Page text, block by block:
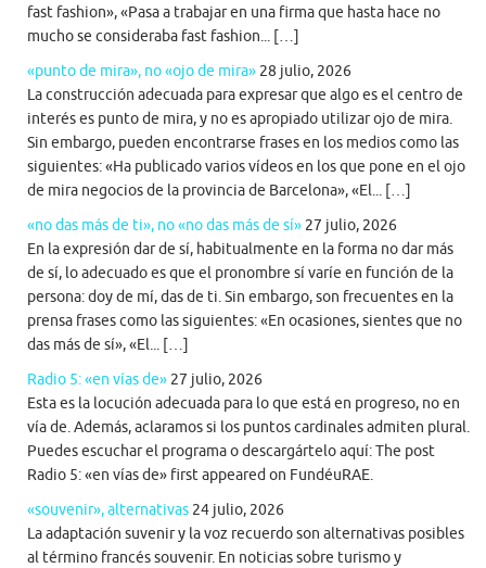
fast fashion», «Pasa a trabajar en una firma que hasta hace no
mucho se consideraba fast fashion... […]
«punto de mira», no «ojo de mira» 28 julio, 2026
La construcción adecuada para expresar que algo es el centro de
interés es punto de mira, y no es apropiado utilizar ojo de mira.
Sin embargo, pueden encontrarse frases en los medios como las
siguientes: «Ha publicado varios vídeos en los que pone en el ojo
de mira negocios de la provincia de Barcelona», «El... […]
«no das más de ti», no «no das más de sí» 27 julio, 2026
En la expresión dar de sí, habitualmente en la forma no dar más
de sí, lo adecuado es que el pronombre sí varíe en función de la
persona: doy de mí, das de ti. Sin embargo, son frecuentes en la
prensa frases como las siguientes: «En ocasiones, sientes que no
das más de sí», «El... […]
Radio 5: «en vías de» 27 julio, 2026
Esta es la locución adecuada para lo que está en progreso, no en
vía de. Además, aclaramos si los puntos cardinales admiten plural.
Puedes escuchar el programa o descargártelo aquí: The post
Radio 5: «en vías de» first appeared on FundéuRAE.
«souvenir», alternativas 24 julio, 2026
La adaptación suvenir y la voz recuerdo son alternativas posibles
al término francés souvenir. En noticias sobre turismo y